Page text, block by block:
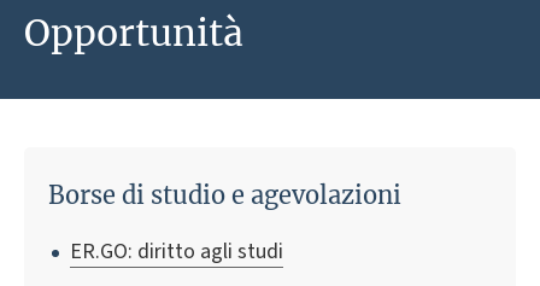
Opportunità
Borse di studio e agevolazioni
ER.GO: diritto agli studi